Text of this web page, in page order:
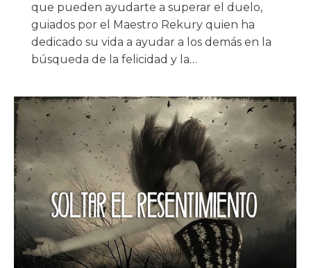
que pueden ayudarte a superar el duelo,
guiados por el Maestro Rekury quien ha
dedicado su vida a ayudar a los demás en la
búsqueda de la felicidad y la…